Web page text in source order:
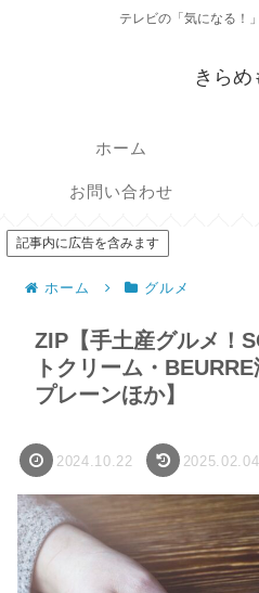
テレビの「気になる！
きらめ
ホーム
お問い合わせ
記事内に広告を含みます
ホーム グルメ
ZIP【手土産グルメ！
トクリーム・
プレーンほか】
2024.10.22 2025.02.04